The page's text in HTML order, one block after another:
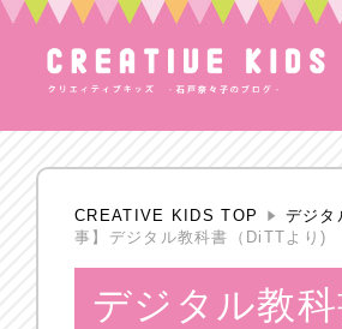
CREATIVE KIDS TOP デジタ
事】デジタル教科書（DiTTより)
デジタル教